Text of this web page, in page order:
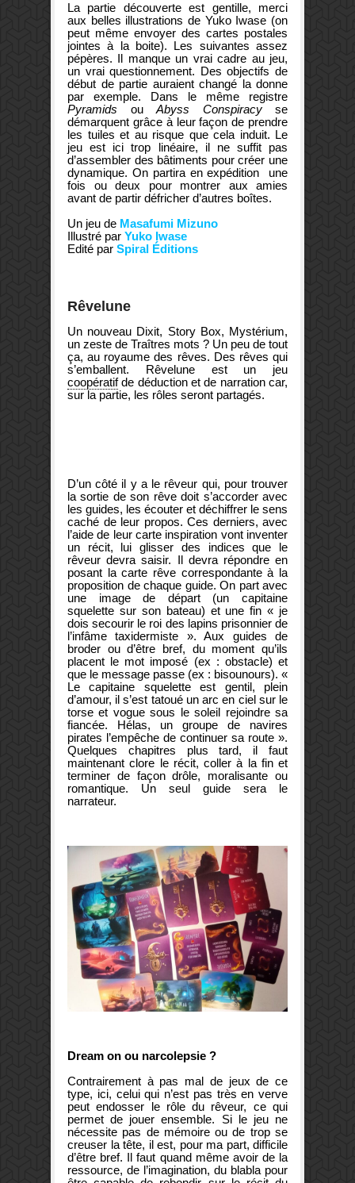
La partie découverte est gentille, merci
aux belles illustrations de Yuko Iwase (on
peut même envoyer des cartes postales
jointes à la boite). Les suivantes assez
pépères. Il manque un vrai cadre au jeu,
un vrai questionnement. Des objectifs de
début de partie auraient changé la donne
par exemple. Dans le même registre
Pyramids ou Abyss Conspiracyse
démarquent grâce à leur façon de prendre
les tuiles et au risque que cela induit. Le
jeu est ici trop linéaire, il ne suffit pas
d’assembler des bâtiments pour créer une
dynamique. On partira en expédition une
fois ou deux pour montrer aux amies
avant de partir défricher d’autres boîtes.
Un jeu de Masafumi Mizuno
Illustré par Yuko Iwase
Edité par Spiral Éditions
Rêvelune
Un nouveau Dixit, Story Box, Mystérium,
un zeste de Traîtres mots ? Un peu de tout
ça, au royaume des rêves. Des rêves qui
s’emballent. Rêvelune est un jeu
coopératifde déduction et de narration car,
sur la partie, les rôles seront partagés.
D’un côté il y a le rêveur qui, pour trouver
la sortie de son rêve doit s’accorder avec
les guides, les écouter et déchiffrer le sens
caché de leur propos. Ces derniers, avec
l’aide de leur carte inspiration vont inventer
un récit, lui glisser des indices que le
rêveur devra saisir. Il devra répondre en
posant la carte rêve correspondante à la
proposition de chaque guide. On part avec
une image de départ (un capitaine
squelette sur son bateau) et une fin « je
dois secourir le roi des lapins prisonnier de
l’infâme taxidermiste ». Aux guides de
broder ou d’être bref, du moment qu’ils
placent le mot imposé (ex : obstacle) et
que le message passe (ex : bisounours). «
Le capitaine squelette est gentil, plein
d’amour, il s’est tatoué un arc en ciel sur le
torse et vogue sous le soleil rejoindre sa
fiancée. Hélas, un groupe de navires
pirates l’empêche de continuer sa route ».
Quelques chapitres plus tard, il faut
maintenant clore le récit, coller à la fin et
terminer de façon drôle, moralisante ou
romantique. Un seul guide sera le
narrateur.
Dream on ou narcolepsie ?
Contrairement à pas mal de jeux de ce
type, ici, celui qui n’est pas très en verve
peut endosser le rôle du rêveur, ce qui
permet de jouer ensemble. Si le jeu ne
nécessite pas de mémoire ou de trop se
creuser la tête, il est, pour ma part, difficile
d’être bref. Il faut quand même avoir de la
ressource, de l’imagination, du blabla pour